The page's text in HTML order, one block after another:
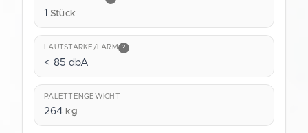
1 Stück
LAUTSTÄRKE/LÄRM ?
< 85 dbA
PALETTENGEWICHT
264 kg